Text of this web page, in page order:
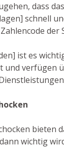
dass
schnell
der
ist es
verfügen
bieten
wichtig